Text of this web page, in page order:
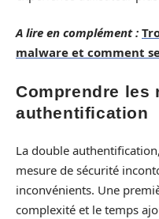
A lire en complément :
malware et comment
Comprendre les
authentification
La double
mesure de sécurité
inconvénients. Une
complexité et le temps